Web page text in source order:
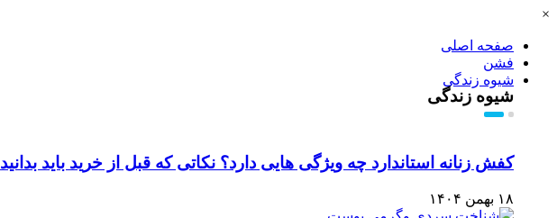
×
صفحه اصلی
فشن
شیوه زندگی
شیوه زندگی
کفش زنانه استاندارد چه ویژگی هایی دارد؟ نکاتی که قبل از خرید باید بدانید
۱۸ بهمن ۱۴۰۴